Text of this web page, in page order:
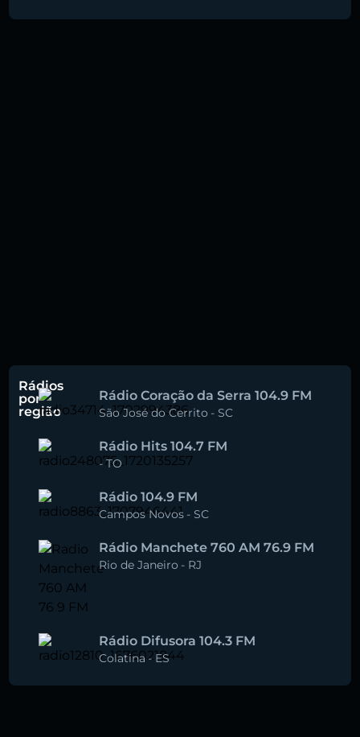
Rádios
por
região
Rádio Coração da Serra 104.9 FM
São José do Cerrito - SC
Rádio Hits 104.7 FM
-TO
Rádio 104.9 FM
Campos Novos - SC
Rádio Manchete 760 AM 76.9 FM
Rio de Janeiro - RJ
Rádio Difusora 104.3 FM
Colatina-ES